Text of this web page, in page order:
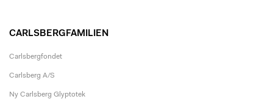
CARLSBERGFAMILIEN
Carlsbergfondet
Carlsberg A/S
Ny Carlsberg Glyptotek